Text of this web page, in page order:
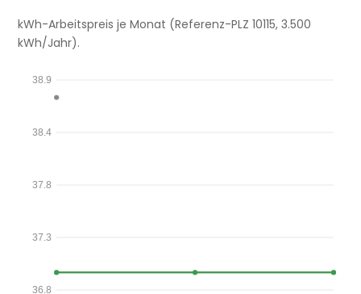
kWh-Arbeitspreis je Monat (Referenz-PLZ 10115, 3.500
kWh/Jahr).